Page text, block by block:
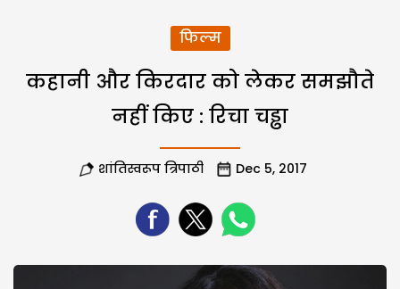
फिल्म
कहानी और किरदार को लेकर समझौते
नहीं किए : रिचा चड्ढा
शांतिस्वरूप त्रिपाठी Dec 5, 2017